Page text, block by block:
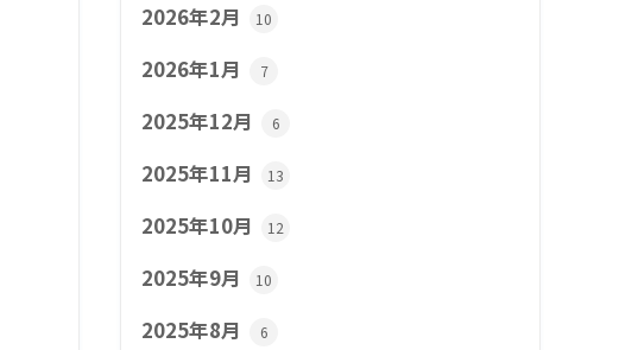
2026年2月 10
2026年1月 7
2025年12月 6
2025年11月 13
2025年10月 12
2025年9月 10
2025年8月 6